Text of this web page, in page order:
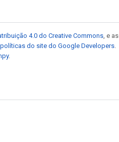
4.0 do Creative Commons , e as
políticas do site do Google Developers
.